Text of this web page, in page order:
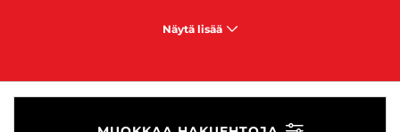
Näytä lisää